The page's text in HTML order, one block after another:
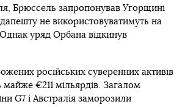
Брюссель запропонував Угорщині
не використовуватимуть на
уряд Орбана відкинув
російських суверенних активів
майже €211 мільярдів. Загалом
G7 і Австралія заморозили